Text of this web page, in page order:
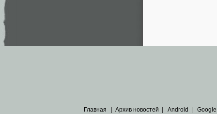
Главная Архив новостей Android Google